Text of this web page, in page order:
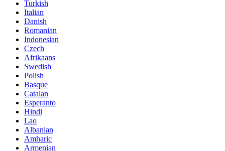
Turkish
Italian
Danish
Romanian
Indonesian
Czech
Afrikaans
Swedish
Polish
Basque
Catalan
Esperanto
Hindi
Lao
Albanian
Amharic
Armenian